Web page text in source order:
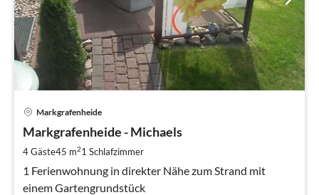
Markgrafenheide
Markgrafenheide - Michaels
4 Gäste45 m21 Schlafzimmer
1 Ferienwohnung in direkter Nähe zum Strand mit
einem Gartengrundstück